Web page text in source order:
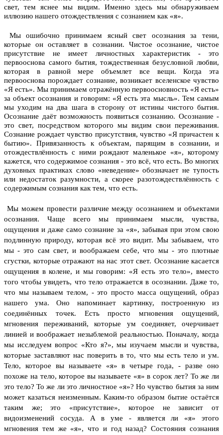
свет, тем яснее мы видим. Именно здесь мы обнаруживаем
иллюзию нашего отождествления с сознанием как «я».
Мы ошибочно принимаем ясный свет осознания за тени,
которые он оставляет в сознании. Чистое осознание, чистое
присутствие не имеет личностных характеристик - это
первооснова самого бытия, тождественная безусловной любви,
которая в равной мере объемлет все вещи. Когда эта
первооснова порождает сознание, возникает вселенское чувство
«Я есть». Мы принимаем отражённую первоосновность «Я есть»
за объект осознания и говорим: «Я есть эта мысль». Тем самым
мы уходим на два шага в сторону от истины чистого бытия.
Осознание даёт возможность появиться сознанию. Осознание -
это свет, посредством которого мы видим свои переживания.
Сознание рождает чувство присутствия, чувство «Я причастен к
бытию». Привязанность к объектам, парящим в сознании, и
отождествлённость с ними рождают маленькое «я», которому
кажется, что содержимое сознания - это всё, что есть. Во многих
духовных практиках слово «неведение» обозначает не тупость
или недостаток разумности, а скорее разотождествлённость с
содержимым сознания как тем, что есть.
Мы можем провести различие между осознанием и объектами
осознания. Чаще всего мы принимаем мысли, чувства,
ощущения и даже само сознание за «я», забывая при этом свою
подлинную природу, которая всё это видит. Мы забываем, что
мы - это сам свет, и воображаем себе, что мы - это плотные
сгустки, которые отражают на нас этот свет. Осознание касается
ощущения в колене, и мы говорим: «Я есть это тело», вместо
того чтобы увидеть, что тело отражается в осознании. Даже то,
что мы называем телом, - это просто масса ощущений, образ
нашего ума. Оно напоминает картинку, построенную из
соединённых точек. Есть просто мгновения ощущений,
мгновения переживаний, которые ум соединяет, очерчивает
линией и воображает незыблемой реальностью. Поначалу, когда
мы исследуем вопрос «Кто я?», мы изучаем мысли и чувства,
которые заставляют нас поверить в то, что мы есть тело и ум.
Тело, которое вы называете «я» в четыре года, - разве оно
похоже на тело, которое вы называете «я» в сорок лет? То же ли
это тело? То же ли это личностное «я»? Но чувство бытия за ним
может казаться неизменным. Каким-то образом бытие остаётся
таким же; это «присутствие», которое не зависит от
видоизменений сосуда. А в уме - является ли «я» этого
мгновения тем же «я», что и год назад? Состояния сознания